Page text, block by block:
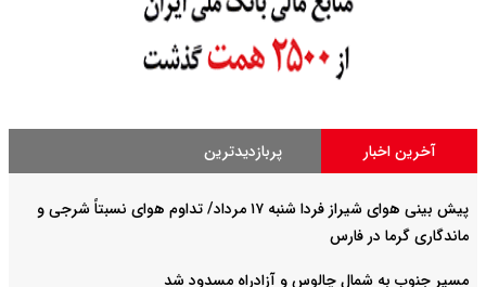
آخرین اخبار پربازدیدترین
پیش بینی هوای شیراز فردا شنبه ۱۷ مرداد/ تداوم هوای نسبتاً شرجی و
ماندگاری گرما در فارس
مسیر جنوب به شمال چالوس و آزادراه مسدود شد